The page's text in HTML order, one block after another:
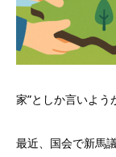
家”としか言いよう
最近、国会で新馬